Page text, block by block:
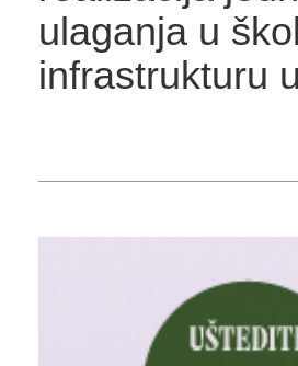
ulaganja u
infrastrukturu